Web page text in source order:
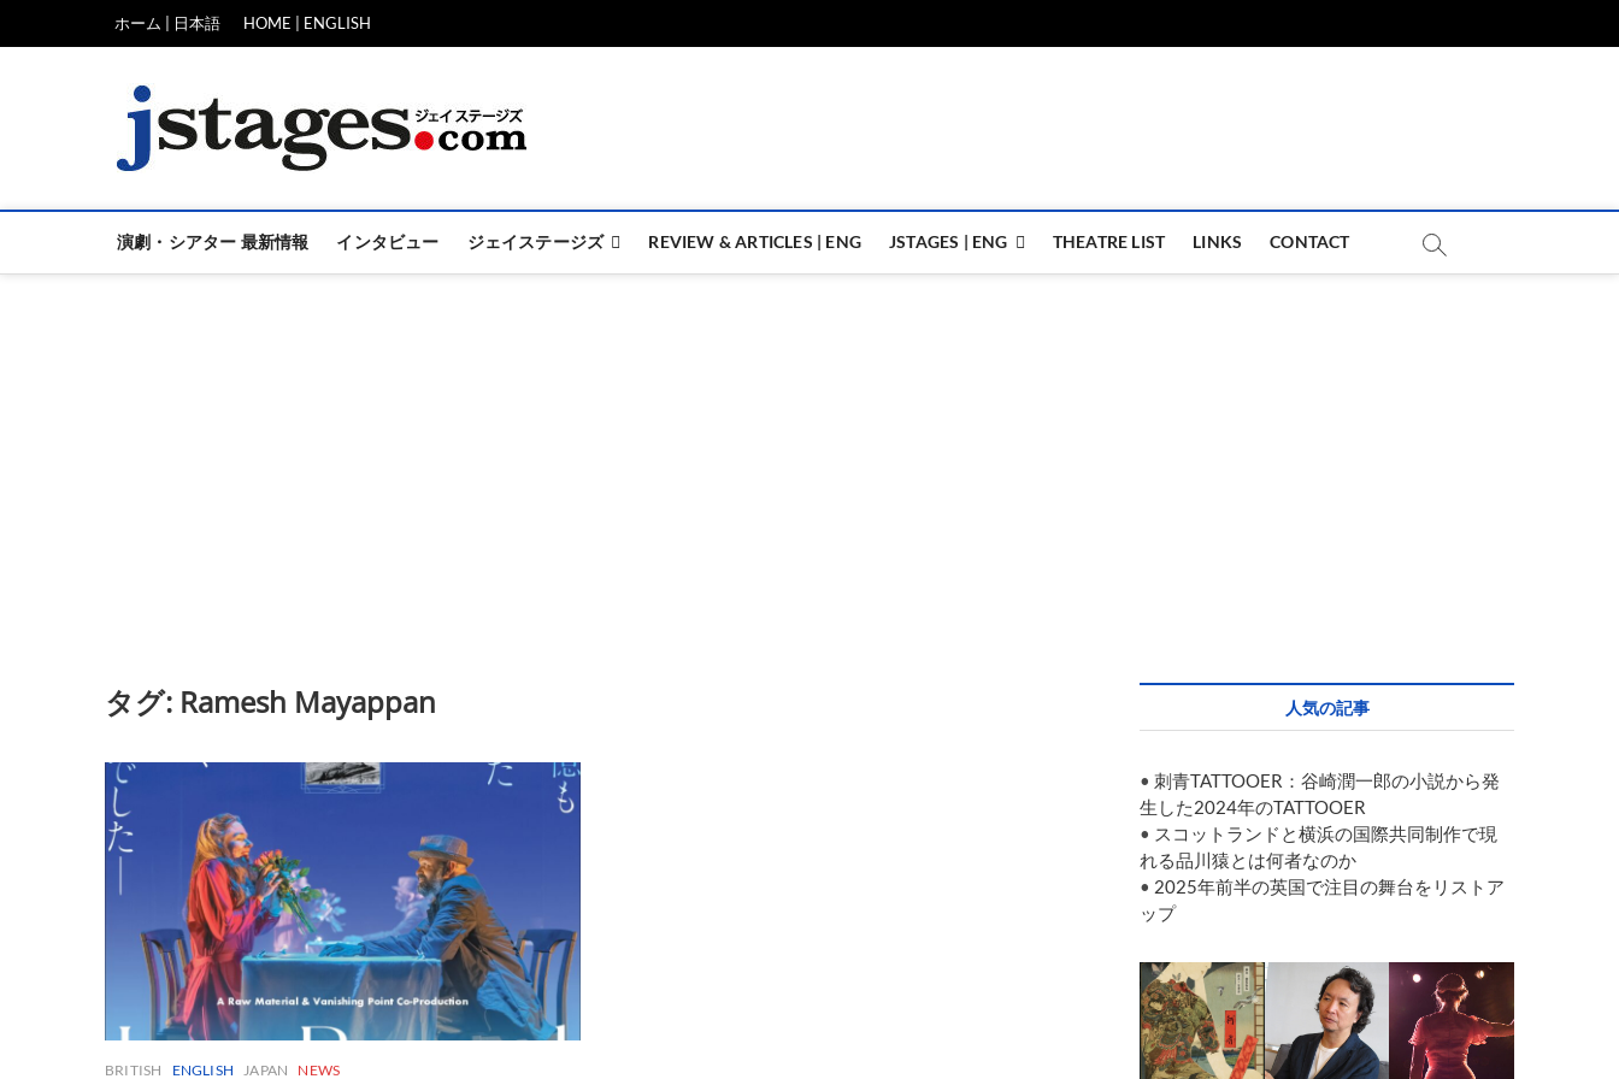
ホーム | 日本語 HOME | ENGLISH
演劇・シアター 最新情報 インタビュー ジェイステージズ REVIEW & ARTICLES | ENG JSTAGES | ENG THEATRE LIST LINKS CONTACT
タグ: Ramesh Mayappan
BRITISH ENGLISH JAPAN NEWS
人気の記事
• 刺青TATTOOER：谷崎潤一郎の小説から発
生した2024年のTATTOOER
• スコットランドと横浜の国際共同制作で現
れる品川猿とは何者なのか
• 2025年前半の英国で注目の舞台をリストア
ップ